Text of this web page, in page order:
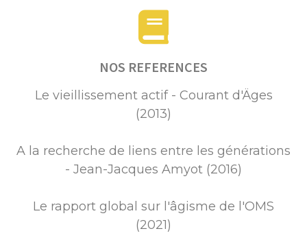
NOS REFERENCES
Le vieillissement actif - Courant d'Äges
(2013)
A la recherche de liens entre les générations
- Jean-Jacques Amyot (2016)
Le rapport global sur l'âgisme de l'OMS
(2021)